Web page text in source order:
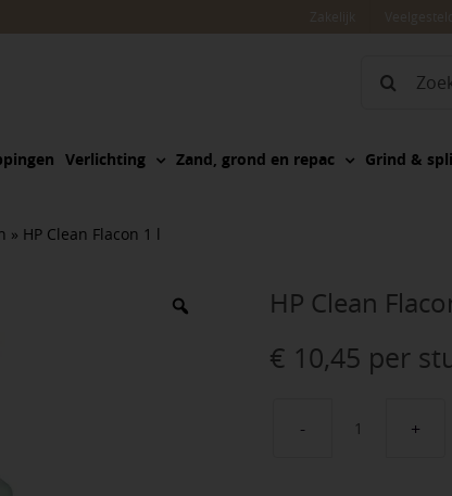
Zoeken
Verlichting Zand, grond en repac Grind &
» HP Clean Flacon 1 l
HP Clean
€ 10,45 per
HP